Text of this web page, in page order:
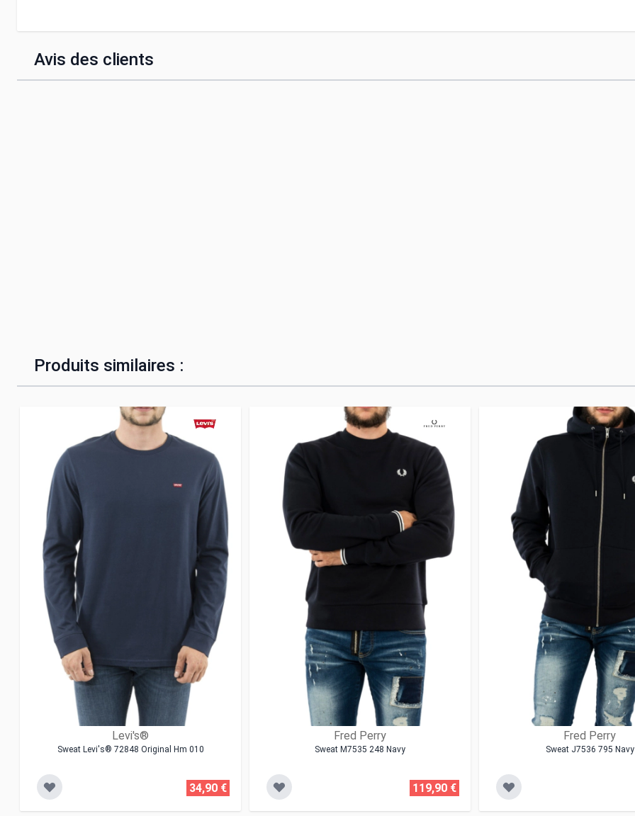
Avis des clients
Produits similaires :
Levi's®
Sweat Levi's® 72848 Original Hm 010
34,90 €
Fred Perry
Sweat M7535 248 Navy
119,90 €
Fred Perry
Sweat J7536 795 Navy